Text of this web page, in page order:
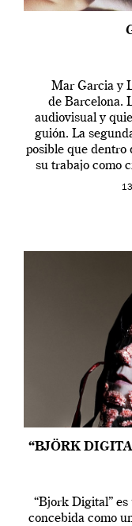
Mar Garcia y
de Barcelona.
audiovisual y
guión. La
posible que dentro
su trabajo como
“BJÖRK
“Bjork Digital”
concebida como